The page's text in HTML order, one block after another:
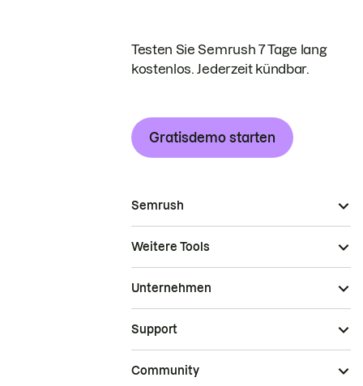
Testen Sie Semrush 7 Tage lang
kostenlos. Jederzeit kündbar.
Gratisdemo starten
Semrush
Weitere Tools
Unternehmen
Support
Community